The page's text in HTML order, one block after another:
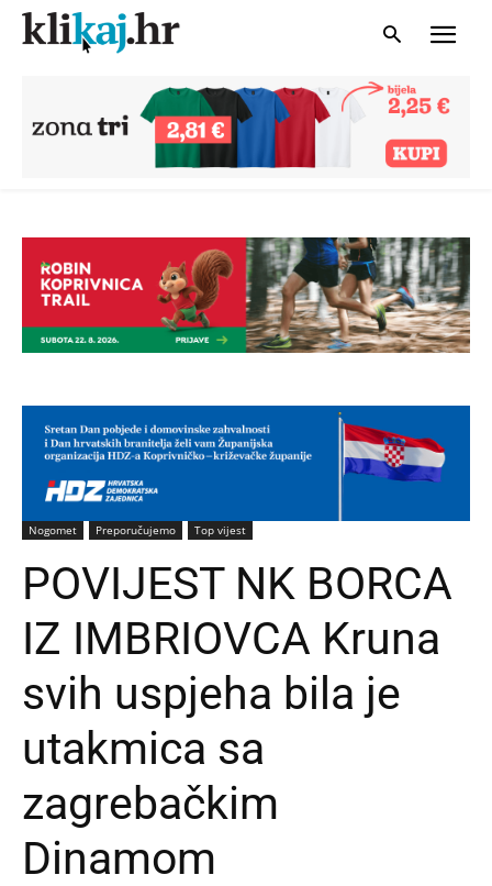
Nogomet Preporučujemo Top vijest
POVIJEST NK BORCA
IZ IMBRIOVCA Kruna
svih uspjeha bila je
utakmica sa
zagrebačkim
Dinamom